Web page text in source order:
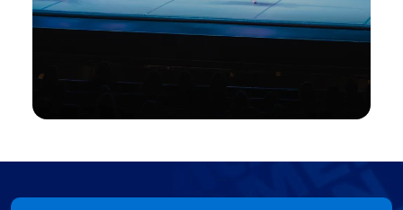
دبي أوبرا
تذاكر البيع المسبق Presale Tickets®، دخول